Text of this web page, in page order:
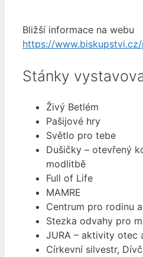
Bližší informace na webu
https://
Stánky
Živý Betlém
Pašijové hry
Světlo pro tebe
Dušičky – otevřený
modlitbě
Full of Life
MAMRE
Centrum pro rodinu
Stezka odvahy pro
JURA – aktivity otec
Církevní silvestr,